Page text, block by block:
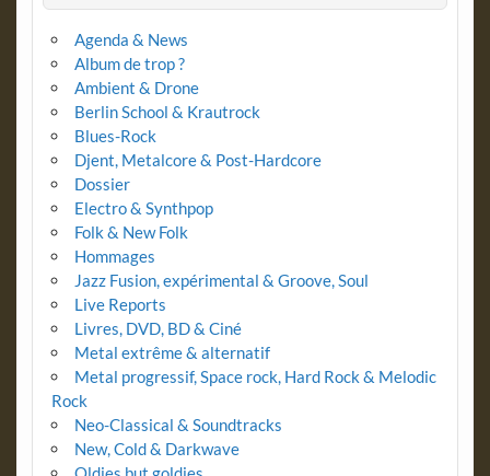
Agenda & News
Album de trop ?
Ambient & Drone
Berlin School & Krautrock
Blues-Rock
Djent, Metalcore & Post-Hardcore
Dossier
Electro & Synthpop
Folk & New Folk
Hommages
Jazz Fusion, expérimental & Groove, Soul
Live Reports
Livres, DVD, BD & Ciné
Metal extrême & alternatif
Metal progressif, Space rock, Hard Rock & Melodic
Rock
Neo-Classical & Soundtracks
New, Cold & Darkwave